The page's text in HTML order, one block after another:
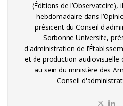
(Éditions de l’Observatoire),
hebdomadaire dans
président du Conseil
Sorbonne Université,
d'administration de
et de production audiovisuelle
au sein du ministère des
Conseil